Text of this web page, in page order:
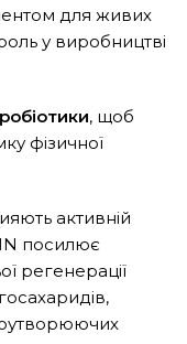
для живих
у виробництві
, щоб
фізичної
активній
посилює
регенерації